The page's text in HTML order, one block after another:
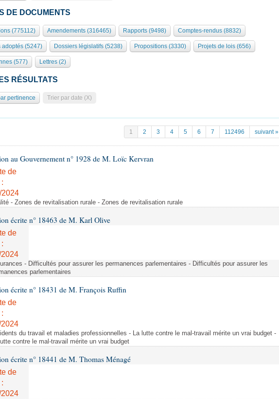
DE DOCUMENTS
(775112) Amendements (316465) Rapports (9498) Comptes-rendus (8832)
adoptés (5247) Dossiers législatifs (5238) Propositions (3330) Projets de lois (656)
(577) Lettres (2)
RÉSULTATS
pertinence Trier par date (X)
1 2 3 4 5 6 7 112496 suivant »
au Gouvernement n° 1928 de M. Loïc Kervran
de
2024
- Zones de revitalisation rurale - Zones de revitalisation rurale
écrite n° 18463 de M. Karl Olive
de
2024
- Difficultés pour assurer les permanences parlementaires - Difficultés pour assurer les
parlementaires
écrite n° 18431 de M. François Ruffin
de
2024
du travail et maladies professionnelles - La lutte contre le mal-travail mérite un vrai budget -
contre le mal-travail mérite un vrai budget
écrite n° 18441 de M. Thomas Ménagé
de
2024